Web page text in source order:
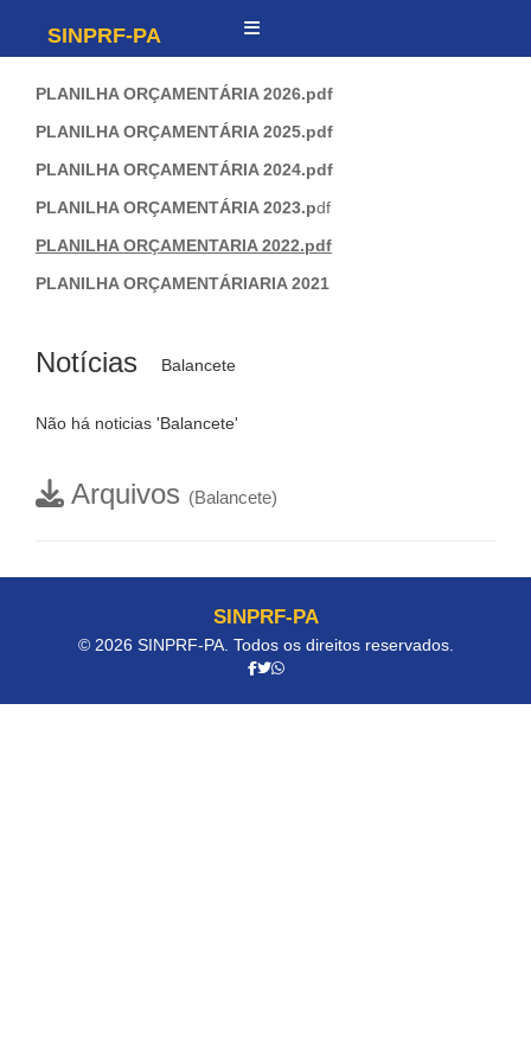
SINPRF-PA
PLANILHA ORÇAMENTÁRIA 2026.pdf
PLANILHA ORÇAMENTÁRIA 2025.pdf
PLANILHA ORÇAMENTÁRIA 2024.pdf
PLANILHA ORÇAMENTÁRIA 2023.pdf
PLANILHA ORÇAMENTARIA 2022.pdf
PLANILHA ORÇAMENTÁRIARIA 2021
Notícias Balancete
Não há noticias 'Balancete'
Arquivos (Balancete)
SINPRF-PA
© 2026 SINPRF-PA. Todos os direitos reservados.